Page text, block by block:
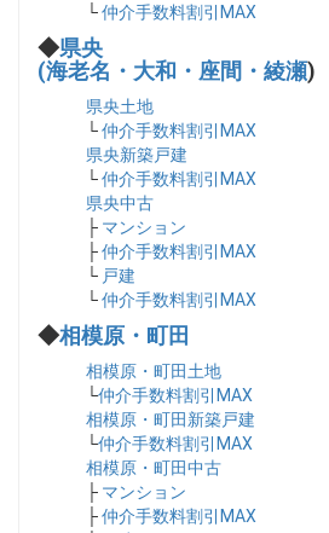
└仲介手数料割引MAX
◆県央
(海老名・大和・座間・綾瀬)
県央土地
└仲介手数料割引MAX
県央新築戸建
└仲介手数料割引MAX
県央中古
├ マンション
├仲介手数料割引MAX
└ 戸建
└仲介手数料割引MAX
◆相模原・町田
相模原・町田土地
└仲介手数料割引MAX
相模原・町田新築戸建
└仲介手数料割引MAX
相模原・町田中古
├ マンション
├仲介手数料割引MAX